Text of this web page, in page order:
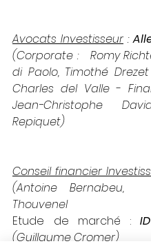
Avocats Investisseur :
(Corporate :   Romy
di Paolo, Timothé Drezet
Charles del Valle -
Jean-Christophe
Repiquet)
Conseil financier
(Antoine Bernabeu,
Thouvenel
Etude de marché :
(Guillaume Cromer)